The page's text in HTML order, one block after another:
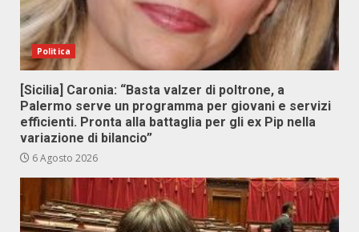
Politica
[Sicilia] Caronia: “Basta valzer di poltrone, a
Palermo serve un programma per giovani e servizi
efficienti. Pronta alla battaglia per gli ex Pip nella
variazione di bilancio”
6 Agosto 2026